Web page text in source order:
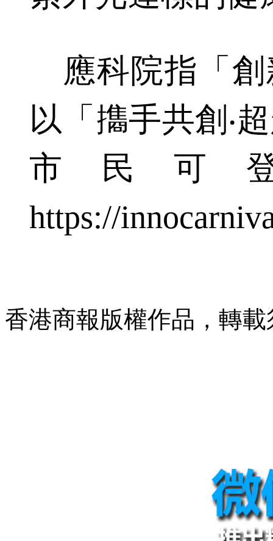
應科院指「創
以「㩦手共創‧
市民可
https://
香港商報版權作品，轉